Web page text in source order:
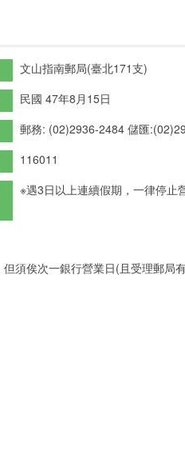
文山指南郵局(臺北171支)
民國 47年8月15日
郵務: (02)2936-2484 儲匯
116011
※遇3日以上連續假期，一律停止
須俟次一銀行營業日(且受理郵局